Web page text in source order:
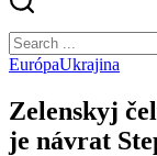
Search
EurópaUkrajina
Zelenskyj
je návrat